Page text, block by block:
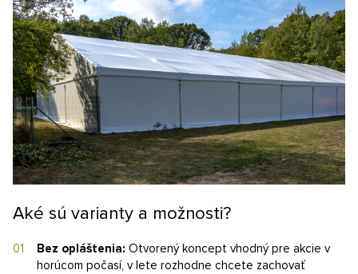
Aké sú varianty a možnosti?
Bez opláštenia: Otvorený koncept vhodný pre akcie v
horúcom počasí, v lete rozhodne chcete zachovať